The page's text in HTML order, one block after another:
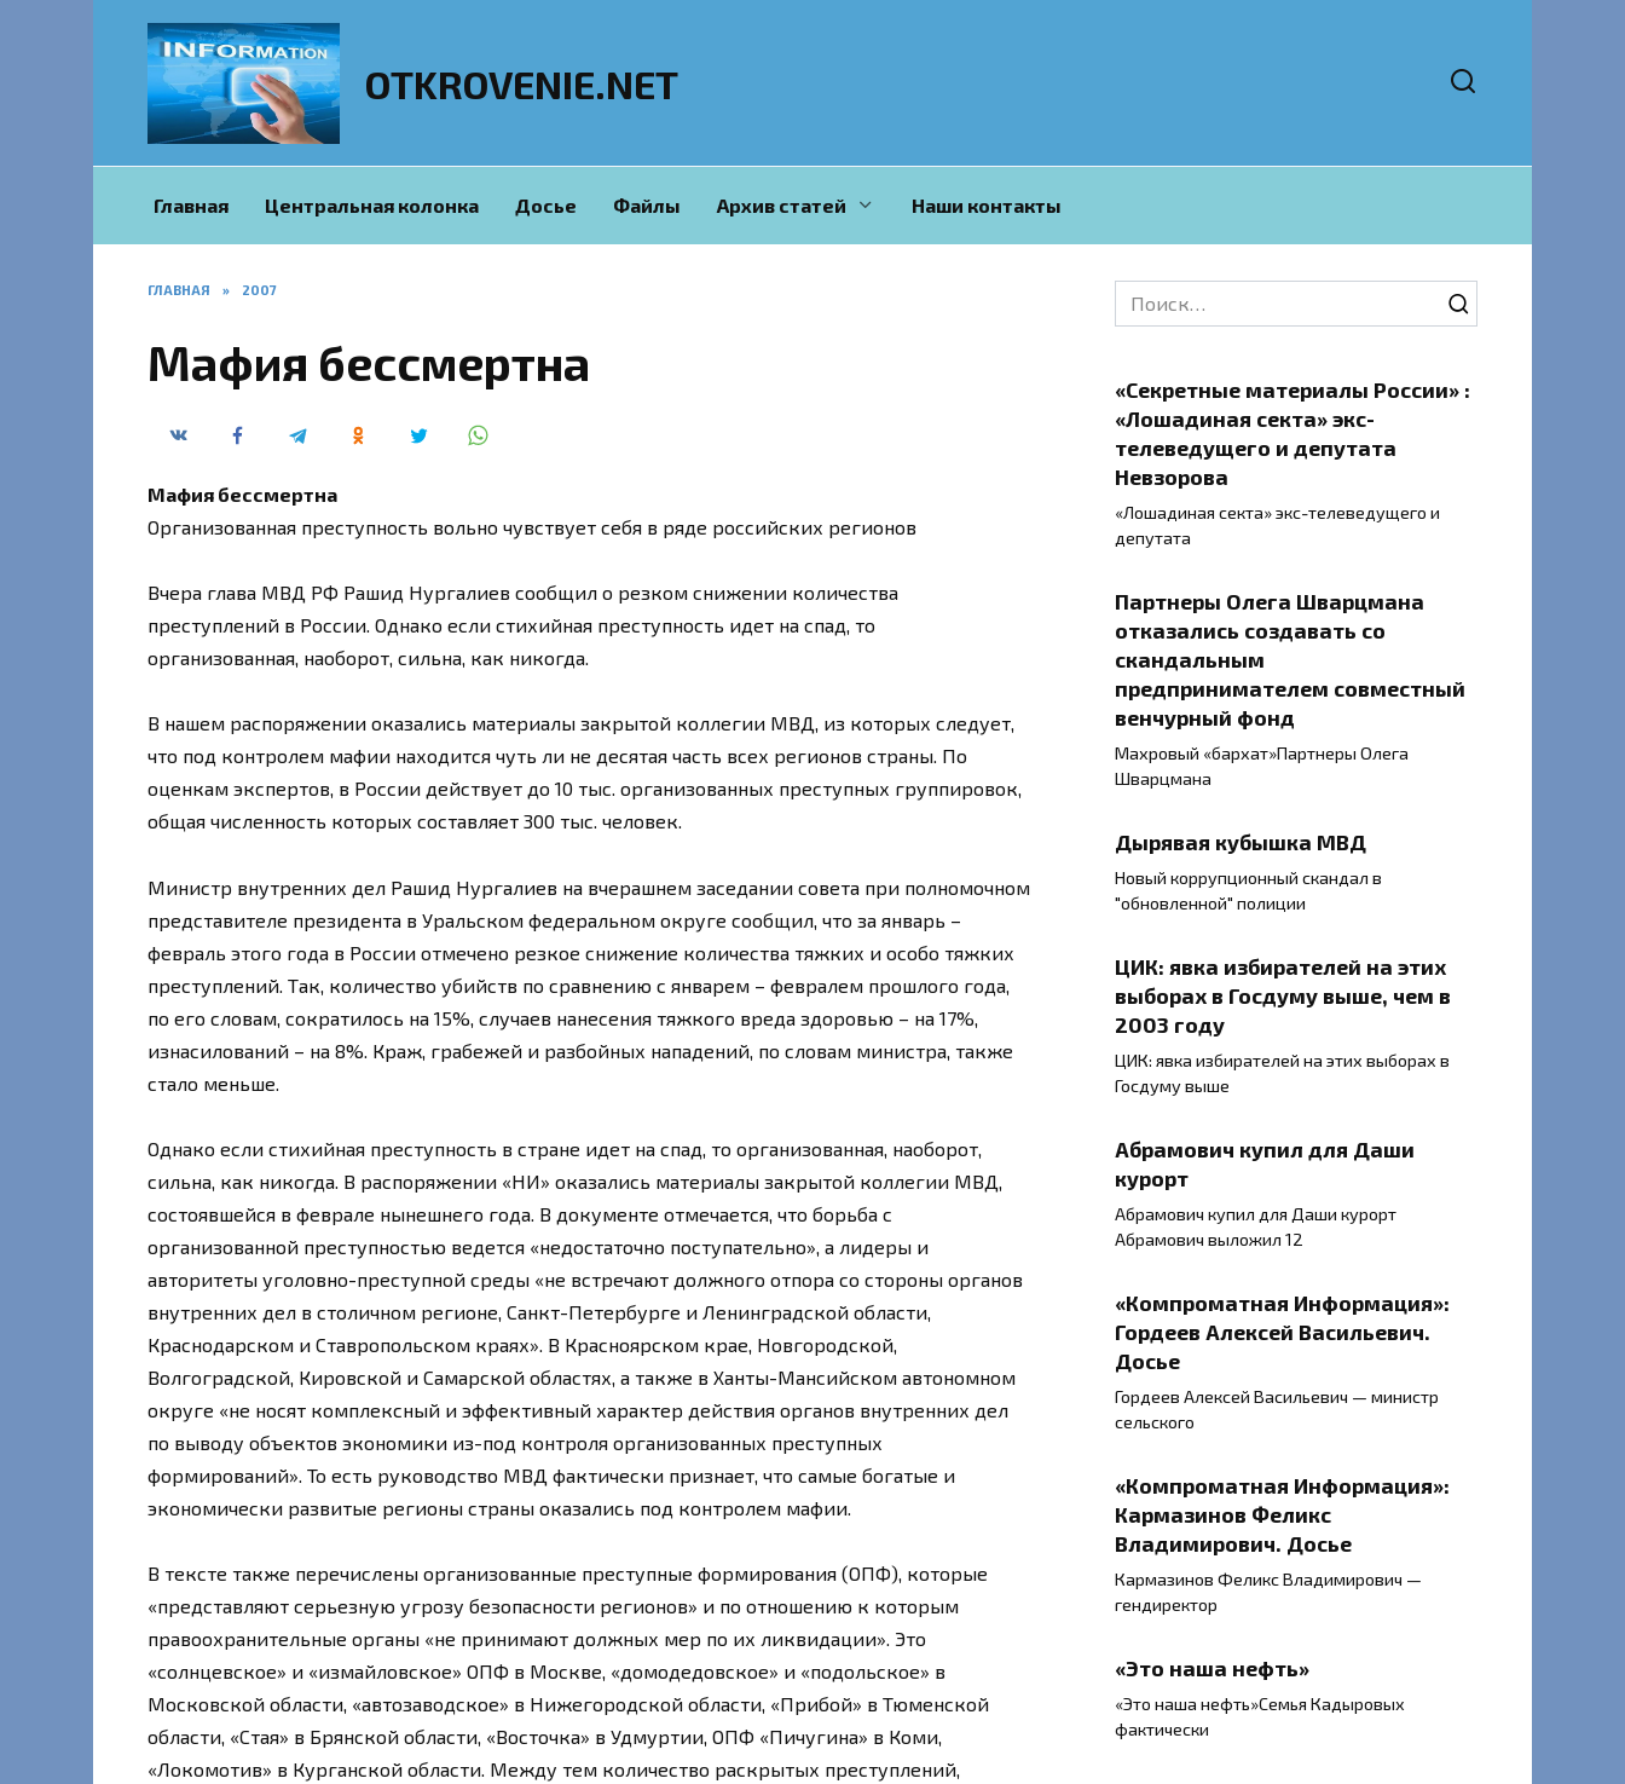
OTKROVENIE.NET
Главная Центральная колонка Досье Файлы Архив статей Наши контакты
ГЛАВНАЯ » 2007
Мафия бессмертна
Мафия бессмертна
Организованная преступность вольно чувствует себя в ряде российских регионов
Вчера глава МВД РФ Рашид Нургалиев сообщил о резком снижении количества
преступлений в России. Однако если стихийная преступность идет на спад, то
организованная, наоборот, сильна, как никогда.
В нашем распоряжении оказались материалы закрытой коллегии МВД, из которых следует,
что под контролем мафии находится чуть ли не десятая часть всех регионов страны. По
оценкам экспертов, в России действует до 10 тыс. организованных преступных группировок,
общая численность которых составляет 300 тыс. человек.
Министр внутренних дел Рашид Нургалиев на вчерашнем заседании совета при полномочном
представителе президента в Уральском федеральном округе сообщил, что за январь –
февраль этого года в России отмечено резкое снижение количества тяжких и особо тяжких
преступлений. Так, количество убийств по сравнению с январем – февралем прошлого года,
по его словам, сократилось на 15%, случаев нанесения тяжкого вреда здоровью – на 17%,
изнасилований – на 8%. Краж, грабежей и разбойных нападений, по словам министра, также
стало меньше.
Однако если стихийная преступность в стране идет на спад, то организованная, наоборот,
сильна, как никогда. В распоряжении «НИ» оказались материалы закрытой коллегии МВД,
состоявшейся в феврале нынешнего года. В документе отмечается, что борьба с
организованной преступностью ведется «недостаточно поступательно», а лидеры и
авторитеты уголовно-преступной среды «не встречают должного отпора со стороны органов
внутренних дел в столичном регионе, Санкт-Петербурге и Ленинградской области,
Краснодарском и Ставропольском краях». В Красноярском крае, Новгородской,
Волгоградской, Кировской и Самарской областях, а также в Ханты-Мансийском автономном
округе «не носят комплексный и эффективный характер действия органов внутренних дел
по выводу объектов экономики из-под контроля организованных преступных
формирований». То есть руководство МВД фактически признает, что самые богатые и
экономически развитые регионы страны оказались под контролем мафии.
В тексте также перечислены организованные преступные формирования (ОПФ), которые
«представляют серьезную угрозу безопасности регионов» и по отношению к которым
правоохранительные органы «не принимают должных мер по их ликвидации». Это
«солнцевское» и «измайловское» ОПФ в Москве, «домодедовское» и «подольское» в
Московской области, «автозаводское» в Нижегородской области, «Прибой» в Тюменской
области, «Стая» в Брянской области, «Восточка» в Удмуртии, ОПФ «Пичугина» в Коми,
«Локомотив» в Курганской области. Между тем количество раскрытых преступлений,
Search
for:
«Секретные материалы России» :
«Лошадиная секта» экс-
телеведущего и депутата
Невзорова
«Лошадиная секта» экс-телеведущего и
депутата
Партнеры Олега Шварцмана
отказались создавать со
скандальным
предпринимателем совместный
венчурный фонд
Махровый «бархат»Партнеры Олега
Шварцмана
Дырявая кубышка МВД
Новый коррупционный скандал в
"обновленной" полиции
ЦИК: явка избирателей на этих
выборах в Госдуму выше, чем в
2003 году
ЦИК: явка избирателей на этих выборах в
Госдуму выше
Абрамович купил для Даши
курорт
Абрамович купил для Даши курорт
Абрамович выложил 12
«Компроматная Информация»:
Гордеев Алексей Васильевич.
Досье
Гордеев Алексей Васильевич — министр
сельского
«Компроматная Информация»:
Кармазинов Феликс
Владимирович. Досье
Кармазинов Феликс Владимирович —
гендиректор
«Это наша нефть»
«Это наша нефть»Семья Кадыровых
фактически